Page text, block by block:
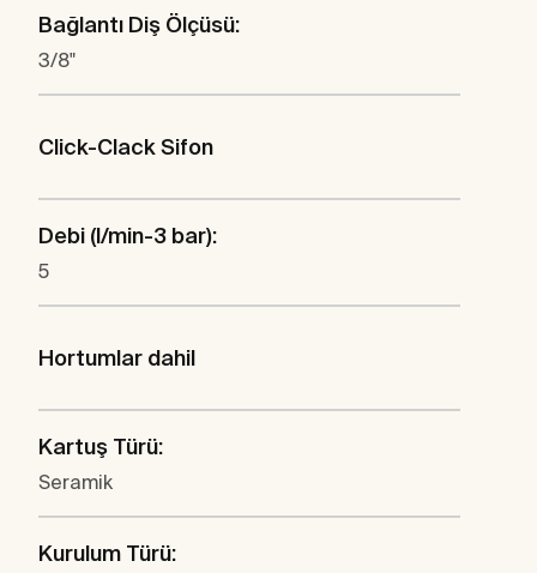
Bağlantı Diş Ölçüsü:
3/8"
Click-Clack Sifon
Debi (l/min-3 bar):
5
Hortumlar dahil
Kartuş Türü:
Seramik
Kurulum Türü: